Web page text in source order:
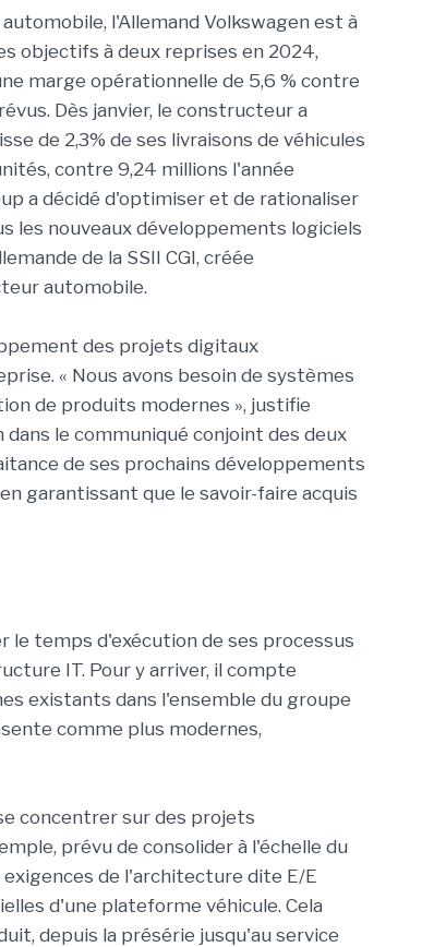
l'Allemand Volkswagen est à
objectifs à deux reprises en 2024,
marge opérationnelle de 5,6 % contre
Dès janvier, le constructeur a
de 2,3% de ses livraisons de véhicules
contre 9,24 millions l'année
a décidé d'optimiser et de rationaliser
les nouveaux développements logiciels
de la SSII CGI, créée
automobile.
des projets digitaux
« Nous avons besoin de systèmes
de produits modernes », justifie
le communiqué conjoint des deux
de ses prochains développements
garantissant que le savoir-faire acquis
temps d'exécution de ses processus
IT. Pour y arriver, il compte
existants dans l'ensemble du groupe
comme plus modernes,
concentrer sur des projets
prévu de consolider à l'échelle du
de l'architecture dite E/E
d'une plateforme véhicule. Cela
depuis la présérie jusqu'au service